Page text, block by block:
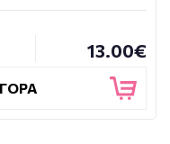
13.00€